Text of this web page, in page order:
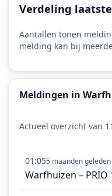
Verdeling
Aantallen tonen
melding kan bij
Meldingen in
Actueel overzicht van
01:055 maanden geleden
Warfhuizen –